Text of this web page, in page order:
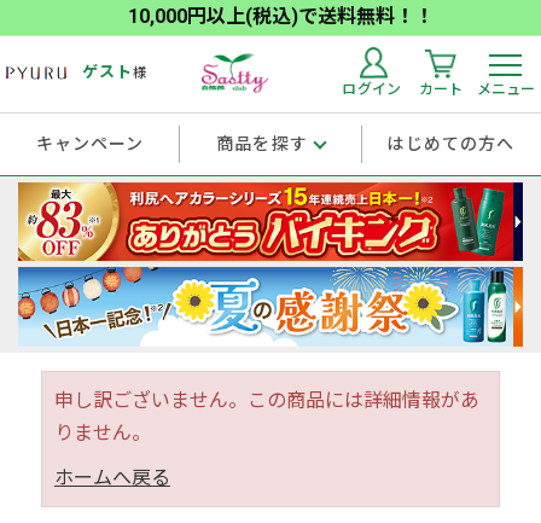
10,000円以上(税込)で送料無料！！
ゲスト様
ログイン カート メニュー
キャンペーン 商品を探す はじめての方へ
申し訳ございません。この商品には詳細情報があ
りません。
ホームへ戻る